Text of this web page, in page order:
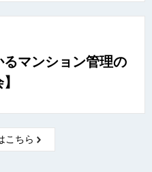
るマンション管理の
こちら